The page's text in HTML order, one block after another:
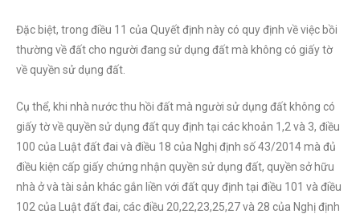
Đặc biệt, trong điều 11 của Quyết định này có quy định về việc bồi
thường về đất cho người đang sử dụng đất mà không có giấy tờ
về quyền sử dụng đất.
Cụ thể, khi nhà nước thu hồi đất mà người sử dụng đất không có
giấy tờ về quyền sử dụng đất quy định tại các khoản 1,2 và 3, điều
100 của Luật đất đai và điều 18 của Nghị định số 43/2014 mà đủ
điều kiện cấp giấy chứng nhận quyền sử dụng đất, quyền sở hữu
nhà ở và tài sản khác gắn liền với đất quy định tại điều 101 và điều
102 của Luật đất đai, các điều 20,22,23,25,27 và 28 của Nghị định